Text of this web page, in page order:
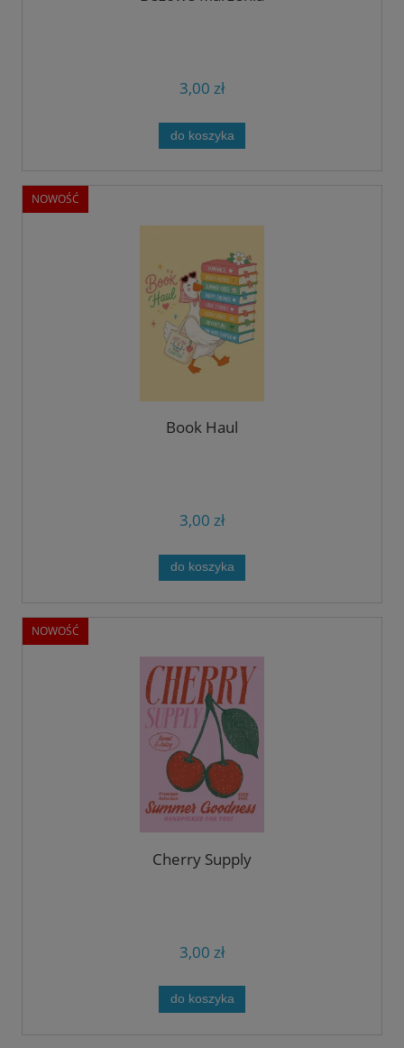
3,00 zł
do koszyka
Book Haul
3,00 zł
do koszyka
NOWOŚĆ
Cherry Supply
3,00 zł
do koszyka
NOWOŚĆ